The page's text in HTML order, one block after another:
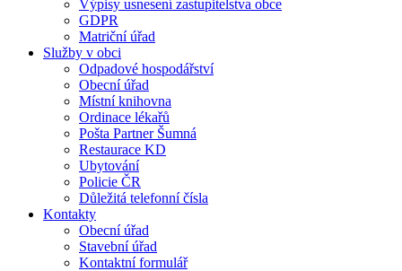
Výpisy usnesení zastupitelstva obce
GDPR
Matriční úřad
Služby v obci
Odpadové hospodářství
Obecní úřad
Místní knihovna
Ordinace lékařů
Pošta Partner Šumná
Restaurace KD
Ubytování
Policie ČR
Důležitá telefonní čísla
Kontakty
Obecní úřad
Stavební úřad
Kontaktní formulář